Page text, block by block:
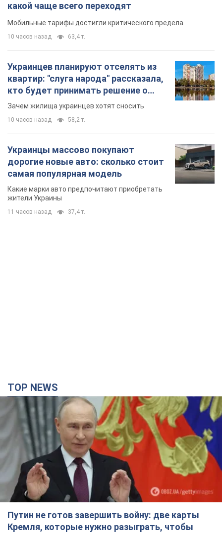
какой чаще всего переходят
Мобильные тарифы достигли критического предела
10 часов назад 63,4 т.
Украинцев планируют отселять из
квартир: "слуга народа" рассказала,
кто будет принимать решение о
сносе домов
Зачем жилища украинцев хотят сносить
10 часов назад 58,2 т.
Украинцы массово покупают
дорогие новые авто: сколько стоит
самая популярная модель
Какие марки авто предпочитают приобретать
жители Украины
11 часов назад 37,4 т.
TOP NEWS
Путин не готов завершить войну: две карты
Кремля, которые нужно разыграть, чтобы